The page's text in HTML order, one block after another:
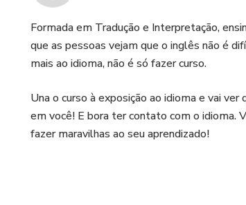
Penso que o
Se você quer
informando não
Entendo que
Formada em Tradução e Interpretação,
que as pessoas vejam que o inglês não é
mais ao idioma, não é só fazer curso.
Una o curso à exposição ao idioma e vai
em você! E bora ter contato com o idioma.
fazer maravilhas ao seu aprendizado!